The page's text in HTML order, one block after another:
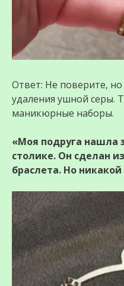
Ответ: Не поверите,
удаления ушной серы.
маникюрные наборы.
«Моя подруга нашла
столике. Он сделан
браслета. Но